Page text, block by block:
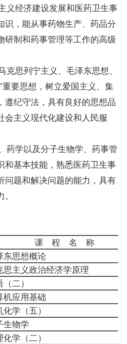
义经济建设发展和医药卫生事
识，能从事药物生产、药品分
研制和药事管理等工作的高级
思列宁主义、毛泽东思想、
重要思想，树立爱国主义、集
遵纪守法，具有良好的思想品
会主义现代化建设和人民服
学以及分子生物学、药事管
和基本技能，熟悉医药卫生事
问题和解决问题的能力，具有
课 程 名 称
东思想概论
主义政治经济学原理
二）
机应用基础
化学（五）
生物学
化学（二）